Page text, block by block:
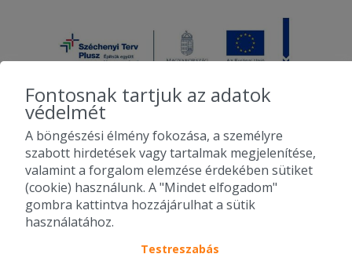
2010-2026 Copyright - Falatozz.hu - Diston-line Kft.
Pizza, gyros, hamburger, menük kedvező áron, egy helyen az összes
étterem ajánlata.
Fontosnak tartjuk az adatok
védelmét
A böngészési élmény fokozása, a személyre
szabott hirdetések vagy tartalmak megjelenítése,
valamint a forgalom elemzése érdekében sütiket
(cookie) használunk. A "Mindet elfogadom"
gombra kattintva hozzájárulhat a sütik
használatához.
Testreszabás